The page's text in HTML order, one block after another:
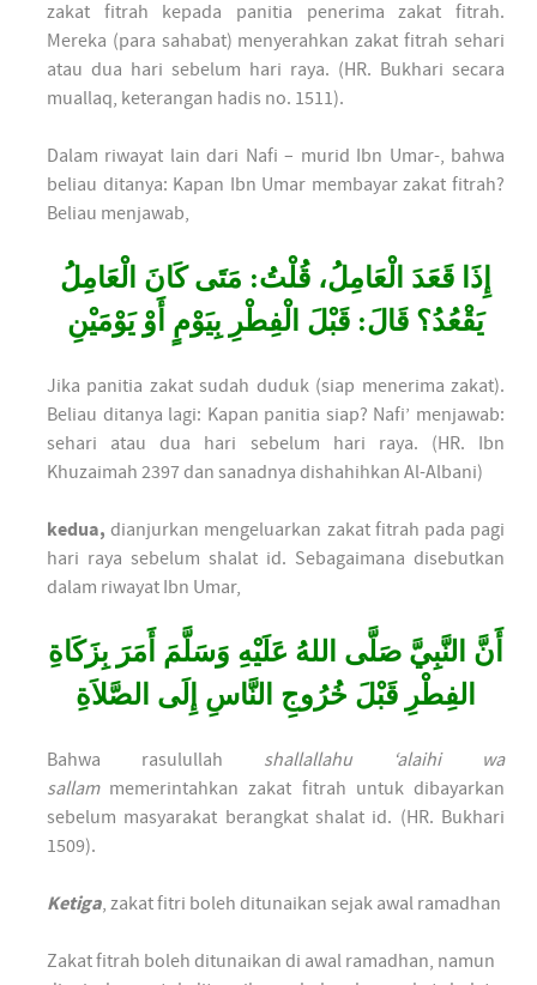
zakat fitrah kepada panitia penerima zakat fitrah.
Mereka (para sahabat) menyerahkan zakat fitrah sehari
atau dua hari sebelum hari raya. (HR. Bukhari secara
muallaq, keterangan hadis no. 1511).
Dalam riwayat lain dari Nafi – murid Ibn Umar-, bahwa
beliau ditanya: Kapan Ibn Umar membayar zakat fitrah?
Beliau menjawab,
إِذَا قَعَدَ الْعَامِلُ، قُلْتُ: مَتَى كَانَ الْعَامِلُ
يَقْعُدُ؟ قَالَ: قَبْلَ الْفِطْرِ بِيَوْمٍ أَوْ يَوْمَيْنِ
Jika panitia zakat sudah duduk (siap menerima zakat).
Beliau ditanya lagi: Kapan panitia siap? Nafi’ menjawab:
sehari atau dua hari sebelum hari raya. (HR. Ibn
Khuzaimah 2397 dan sanadnya dishahihkan Al-Albani)
kedua, dianjurkan mengeluarkan zakat fitrah pada pagi
hari raya sebelum shalat id. Sebagaimana disebutkan
dalam riwayat Ibn Umar,
أَنَّ النَّبِيَّ صَلَّى اللهُ عَلَيْهِ وَسَلَّمَ أَمَرَ بِزَكَاةِ
الفِطْرِ قَبْلَ خُرُوجِ النَّاسِ إِلَى الصَّلاَةِ
Bahwa rasulullah shallallahu ‘alaihi wa
sallammemerintahkan zakat fitrah untuk dibayarkan
sebelum masyarakat berangkat shalat id. (HR. Bukhari
1509).
Ketiga, zakat fitri boleh ditunaikan sejak awal ramadhan
Zakat fitrah boleh ditunaikan di awal ramadhan, namun